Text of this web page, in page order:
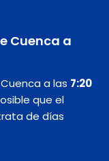
Cuenca a
a las 7:20
que el
de días